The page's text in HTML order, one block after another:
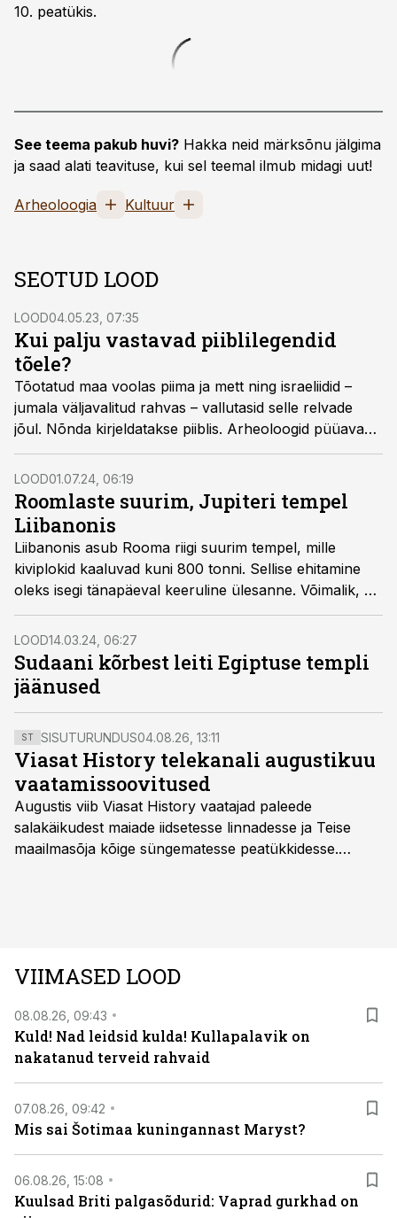
10. peatükis.
See teema pakub huvi? Hakka neid märksõnu jälgima
ja saad alati teavituse, kui sel teemal ilmub midagi uut!
Arheoloogia Kultuur
SEOTUD LOOD
LOOD04.05.23, 07:35
Kui palju vastavad piiblilegendid
tõele?
Tõotatud maa voolas piima ja mett ning israeliidid –
jumala väljavalitud rahvas – vallutasid selle relvade
jõul. Nõnda kirjeldatakse piiblis. Arheoloogid püüavad
selgusele jõuda, kui palju on piiblilegendides tõtt.
LOOD01.07.24, 06:19
Roomlaste suurim, Jupiteri tempel
Liibanonis
Liibanonis asub Rooma riigi suurim tempel, mille
kiviplokid kaaluvad kuni 800 tonni. Sellise ehitamine
oleks isegi tänapäeval keeruline ülesanne. Võimalik, et
roomlased said abi piiblis mainitud kuningalt.
LOOD14.03.24, 06:27
Sudaani kõrbest leiti Egiptuse templi
jäänused
ST SISUTURUNDUS04.08.26, 13:11
Viasat History telekanali augustikuu
vaatamissoovitused
Augustis viib Viasat History vaatajad paleede
salakäikudest maiade iidsetesse linnadesse ja Teise
maailmasõja kõige süngematesse peatükkidesse.
viasathistory.eu/ee
VIIMASED LOOD
08.08.26, 09:43
Kuld! Nad leidsid kulda! Kullapalavik on
nakatanud terveid rahvaid
07.08.26, 09:42
Mis sai Šotimaa kuningannast Maryst?
06.08.26, 15:08
Kuulsad Briti palgasõdurid: Vaprad gurkhad on